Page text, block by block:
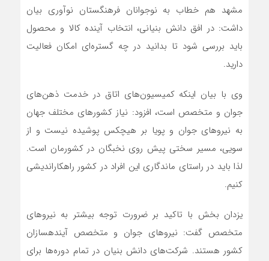
مشهد هم خطاب به نوجوانان فرهنگستان نوآوری بیان
داشت: در افق دانش بنیانی، انتخاب آینده کالا و محصول
باید بررسی شود تا بدانید در چه گستره‌ای امکان فعالیت
دارید.
وی با بیان اینکه کمیسیون‌های اتاق در خدمت ذهن‌های
جوان و متخصص است، افزود: نیاز کشورهای مختلف جهان
به نیروهای جوان و پویا بر هیچکس پوشیده نیست و از
سویی، مسیر سختی پیش روی نخبگان در کشورمان است.
لذا باید در راستای ماندگاری این افراد در کشور راهکاراندیشی
کنیم.
یزدان بخش با تاکید بر ضرورت توجه بیشتر به نیروهای
متخصص گفت: نیروهای جوان و متخصص آینده‎سازان
کشور هستند. شرکت‌های دانش بنیان در تمام دوره‌ها برای